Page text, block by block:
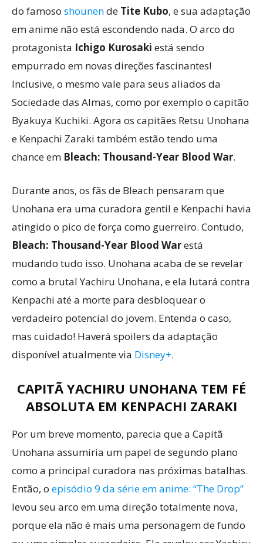
do famoso shounende Tite Kubo, e sua adaptação
em anime não está escondendo nada. O arco do
protagonista Ichigo Kurosaki está sendo
empurrado em novas direções fascinantes!
Inclusive, o mesmo vale para seus aliados da
Sociedade das Almas, como por exemplo o capitão
Byakuya Kuchiki. Agora os capitães Retsu Unohana
e Kenpachi Zaraki também estão tendo uma
chance em Bleach: Thousand-Year Blood War.
Durante anos, os fãs de Bleach pensaram que
Unohana era uma curadora gentil e Kenpachi havia
atingido o pico de força como guerreiro. Contudo,
Bleach: Thousand-Year Blood Warestá
mudando tudo isso. Unohana acaba de se revelar
como a brutal Yachiru Unohana, e ela lutará contra
Kenpachi até a morte para desbloquear o
verdadeiro potencial do jovem. Entenda o caso,
mas cuidado! Haverá spoilers da adaptação
disponível atualmente via Disney+.
CAPITÃ YACHIRU UNOHANA TEM FÉ
ABSOLUTA EM KENPACHI ZARAKI
Por um breve momento, parecia que a Capitã
Unohana assumiria um papel de segundo plano
como a principal curadora nas próximas batalhas.
Então, o episódio 9 da série em anime: “The Drop”
levou seu arco em uma direção totalmente nova,
porque ela não é mais uma personagem de fundo